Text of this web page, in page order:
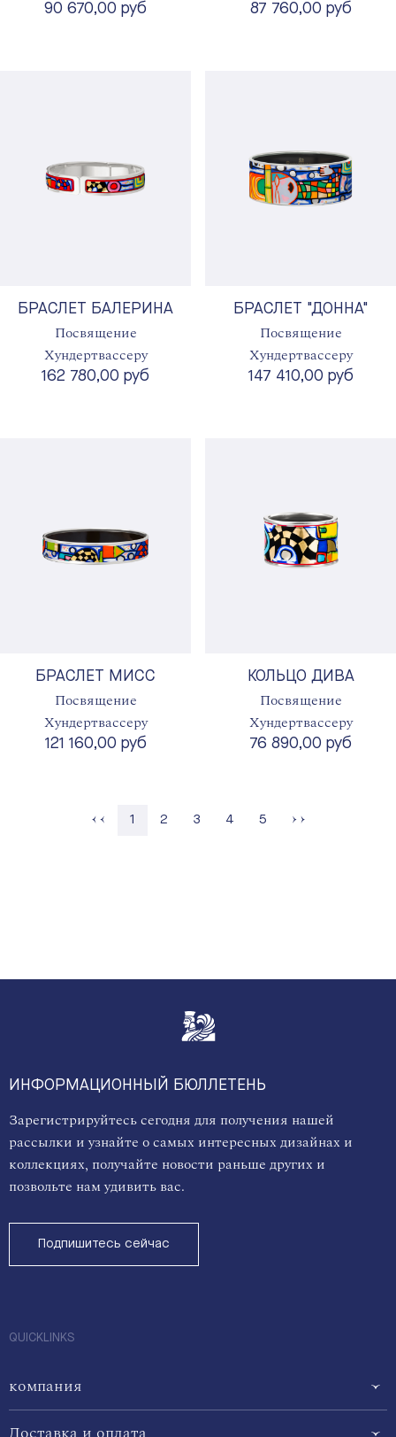
90 670,00 руб 87 760,00 руб
БРАСЛЕТ БАЛЕРИНА
Посвящение
Хундертвассеру
162 780,00 руб
БРАСЛЕТ "ДОННА"
Посвящение
Хундертвассеру
147 410,00 руб
БРАСЛЕТ МИСС
Посвящение
Хундертвассеру
121 160,00 руб
КОЛЬЦО ДИВА
Посвящение
Хундертвассеру
76 890,00 руб
1 Страница
2 Страница
3 Страница
4 Страница
5
ИНФОРМАЦИОННЫЙ БЮЛЛЕТЕНЬ
Зарегистрируйтесь сегодня для получения нашей
рассылки и узнайте о самых интересных дизайнах и
коллекциях, получайте новости раньше других и
позвольте нам удивить вас.
Подпишитесь сейчас
QUICKLINKS
компания